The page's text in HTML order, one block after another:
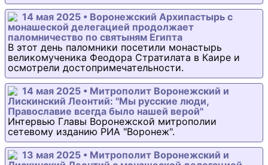
14 мая 2025 • Воронежский Архипастырь с
монашеской делегацией продолжает
паломничество по святыням Египта
В этот день паломники посетили монастырь
великомученика Феодора Стратилата в Каире и
осмотрели достопримечательности.
14 мая 2025 • Митрополит Воронежский и
Лискинский Леонтий: "Мы русские люди,
Православие всегда было нашей верой"
Интервью Главы Воронежской митрополии
сетевому изданию РИА "Воронеж".
13 мая 2025 • Митрополит Воронежский и